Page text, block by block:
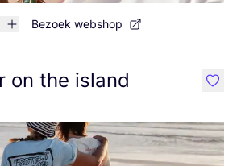
Bezoek webshop
on the island like